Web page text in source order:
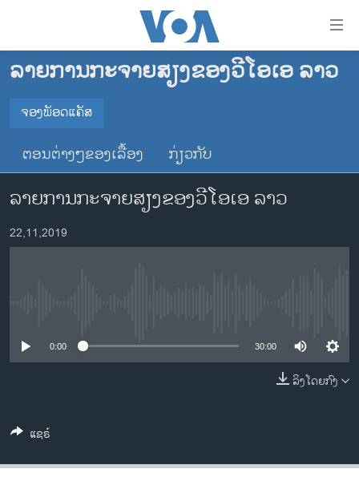
ເຂົ້າ
ຂ້າມ
ໄປ
ຊອກ
ຄົ້ນ
ໂຮມເພຈ
ລາວ
ອາເມຣິກາ
ການເລືອກຕັ້ງ ປະທານາທີບໍດີ ສະຫະລັດ 2024
ຂ່າວ​ຈີນ
ໂລກ
ຊຸມຊົນຊາວລາວ
ພາສາອັງກິດ
ວີດີໂອ
ລາຍການກະຈາຍສຽງຂອງວີໂອເອ ລາວ
ຈອງພັອດແຄັສ
ຈອງພັອດແຄັສ
ຕອນຕ່າງໆຂອງເລື້ອງ ກ່ຽວກັບ
ລາຍການກະຈາຍສຽງຂອງວີໂອເອ ລາວ
22,11,2019
0:00 30:00
ລິງໂດຍກົງ
ແຊຣ໌